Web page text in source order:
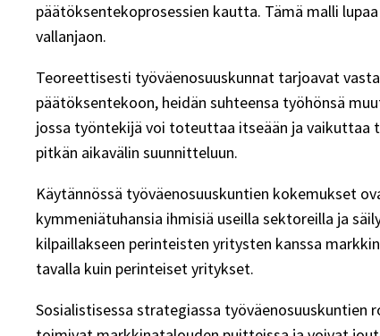
päätöksentekoprosessien kautta. Tämä malli
vallanjaon.
Teoreettisesti työväenosuuskunnat tarjoavat
päätöksentekoon, heidän suhteensa työhönsä
jossa työntekijä voi toteuttaa itseään ja vaikuttaa
pitkän aikavälin suunnitteluun.
Käytännössä työväenosuuskuntien kokemukset
kymmeniätuhansia ihmisiä useilla sektoreilla ja
kilpaillakseen perinteisten yritysten kanssa
tavalla kuin perinteiset yritykset.
Sosialistisessa strategiassa